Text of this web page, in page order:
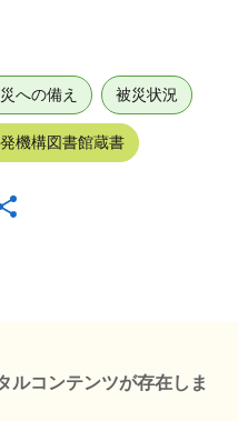
への備え 被災状況
機構図書館蔵書
ルコンテンツが存在しま